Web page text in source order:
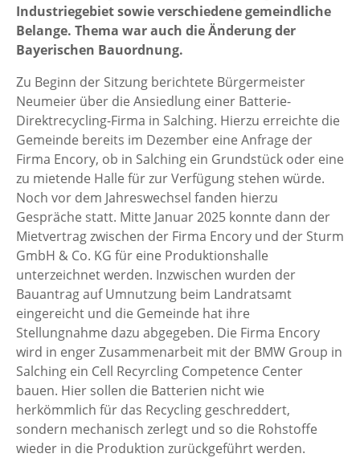
Industriegebiet sowie verschiedene gemeindliche
Belange. Thema war auch die Änderung der
Bayerischen Bauordnung.
Zu Beginn der Sitzung berichtete Bürgermeister
Neumeier über die Ansiedlung einer Batterie-
Direktrecycling-Firma in Salching. Hierzu erreichte die
Gemeinde bereits im Dezember eine Anfrage der
Firma Encory, ob in Salching ein Grundstück oder eine
zu mietende Halle für zur Verfügung stehen würde.
Noch vor dem Jahreswechsel fanden hierzu
Gespräche statt. Mitte Januar 2025 konnte dann der
Mietvertrag zwischen der Firma Encory und der Sturm
GmbH & Co. KG für eine Produktionshalle
unterzeichnet werden. Inzwischen wurden der
Bauantrag auf Umnutzung beim Landratsamt
eingereicht und die Gemeinde hat ihre
Stellungnahme dazu abgegeben. Die Firma Encory
wird in enger Zusammenarbeit mit der BMW Group in
Salching ein Cell Recyrcling Competence Center
bauen. Hier sollen die Batterien nicht wie
herkömmlich für das Recycling geschreddert,
sondern mechanisch zerlegt und so die Rohstoffe
wieder in die Produktion zurückgeführt werden.